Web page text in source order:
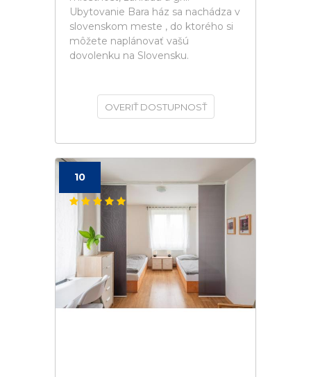
Ubytovanie Bara ház sa nachádza v
slovenskom meste , do ktorého si
môžete naplánovať vašú
dovolenku na Slovensku.
OVERIŤ DOSTUPNOSŤ
10